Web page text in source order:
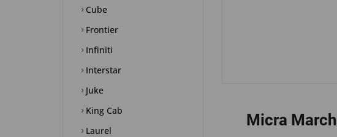
Cube
Frontier
Infiniti
Interstar
Juke
King Cab
Laurel
Micra March